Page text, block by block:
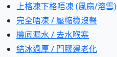
上格凍下格唔凍 (風扇/溶雪)
完全唔凍 / 壓縮機沒聲
機底漏水 / 去水喉塞
結冰過厚 / 門膠邊老化